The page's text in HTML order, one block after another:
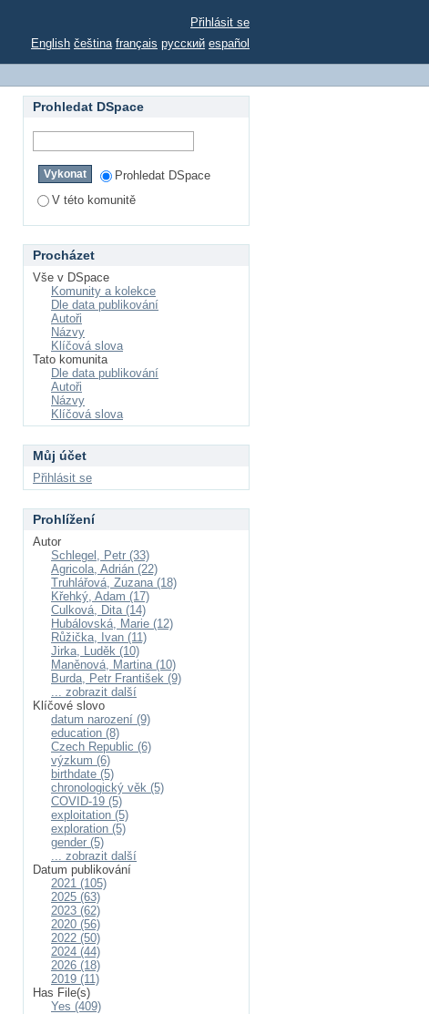
Přihlásit se
English čeština français русский español
Prohledat DSpace
Prohledat DSpace
V této komunitě
Procházet
Vše v DSpace
Komunity a kolekce
Dle data publikování
Autoři
Názvy
Klíčová slova
Tato komunita
Dle data publikování
Autoři
Názvy
Klíčová slova
Můj účet
Přihlásit se
Prohlížení
Autor
Schlegel, Petr (33)
Agricola, Adrián (22)
Truhlářová, Zuzana (18)
Křehký, Adam (17)
Culková, Dita (14)
Hubálovská, Marie (12)
Růžička, Ivan (11)
Jirka, Luděk (10)
Maněnová, Martina (10)
Burda, Petr František (9)
... zobrazit další
Klíčové slovo
datum narození (9)
education (8)
Czech Republic (6)
výzkum (6)
birthdate (5)
chronologický věk (5)
COVID-19 (5)
exploitation (5)
exploration (5)
gender (5)
... zobrazit další
Datum publikování
2021 (105)
2025 (63)
2023 (62)
2020 (56)
2022 (50)
2024 (44)
2026 (18)
2019 (11)
Has File(s)
Yes (409)